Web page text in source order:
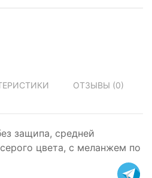
ОТЗЫВЫ (0)
защипа, средней
цвета, с меланжем по